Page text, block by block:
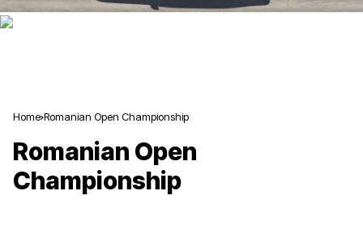
Home Romanian Open Championship
Romanian Open
Championship